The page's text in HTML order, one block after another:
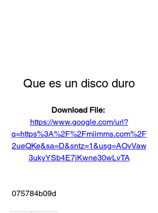
Que es un disco duro
https://www.google.com/url?
q=https%3A%2F%2Fmiimms.com%2F
2ueQKe&sa=D&sntz=1&usg=AOvVaw
3ukyYSb4E7jKwne30wLvTA
075784b09d